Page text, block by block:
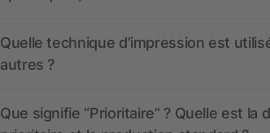
Quelle technique d’impression est
autres ?
Que signifie “Prioritaire” ? Quelle est